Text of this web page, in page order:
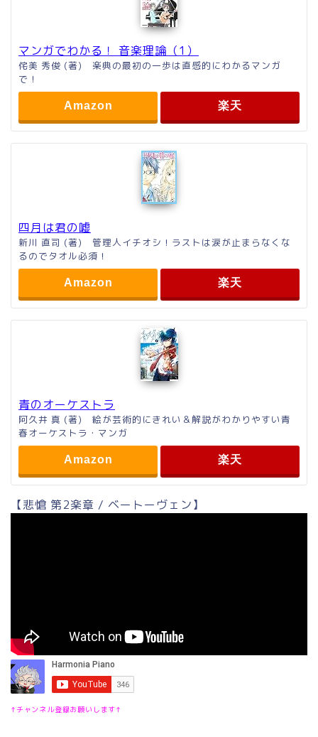
マンガでわかる！ 音楽理論（1）
侘美 秀俊 (著) 楽典の最初の一歩は直感的にわかるマンガ
で！
Amazon 楽天
四月は君の嘘
新川 直司 (著) 管理人イチオシ！ラストは涙が止まらなくな
るのでタオル必須！
Amazon 楽天
青のオーケストラ
阿久井 真 (著) 絵が芸術的にきれい＆解説がわかりやすい青
春オーケストラ・マンガ
Amazon 楽天
【悲愴 第2楽章 / ベートーヴェン】
↑チャンネル登録お願いします↑